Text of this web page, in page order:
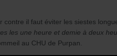
il faut éviter les siestes
les une heure et demie à deux
au CHU de Purpan.